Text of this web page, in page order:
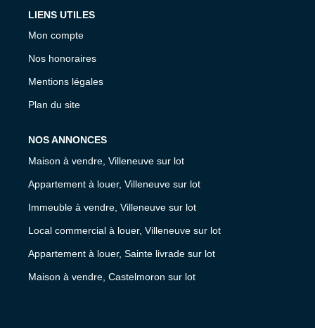
LIENS UTILES
Mon compte
Nos honoraires
Mentions légales
Plan du site
NOS ANNONCES
Maison à vendre, Villeneuve sur lot
Appartement à louer, Villeneuve sur lot
Immeuble à vendre, Villeneuve sur lot
Local commercial à louer, Villeneuve sur lot
Appartement à louer, Sainte livrade sur lot
Maison à vendre, Castelmoron sur lot